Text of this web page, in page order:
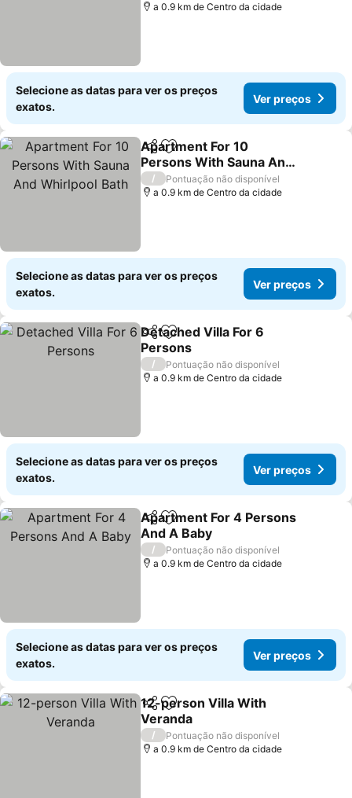
a 0.9 km de Centro da cidade
Selecione as datas para ver os preços
exatos.
Ver preços
PartilharAdicionar aos favoritos
Apartment For 10
Persons With Sauna And
Whirlpool Bath
/
Pontuação não disponível
a 0.9 km de Centro da cidade
Selecione as datas para ver os preços
exatos.
Ver preços
PartilharAdicionar aos favoritos
Detached Villa For 6
Persons
/
Pontuação não disponível
a 0.9 km de Centro da cidade
Selecione as datas para ver os preços
exatos.
Ver preços
PartilharAdicionar aos favoritos
Apartment For 4 Persons
And A Baby
/
Pontuação não disponível
a 0.9 km de Centro da cidade
Selecione as datas para ver os preços
exatos.
Ver preços
PartilharAdicionar aos favoritos
12-person Villa With
Veranda
/
Pontuação não disponível
a 0.9 km de Centro da cidade